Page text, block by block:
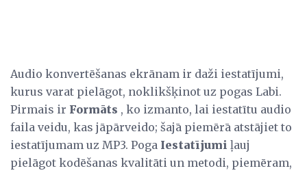
Audio konvertēšanas ekrānam ir daži iestatījumi,
kurus varat pielāgot, noklikšķinot uz pogas Labi.
Pirmais ir Formāts , ko izmanto, lai iestatītu audio
faila veidu, kas jāpārveido; šajā piemērā atstājiet to
iestatījumam uz MP3. Poga Iestatījumi ļauj
pielāgot kodēšanas kvalitāti un metodi, piemēram,